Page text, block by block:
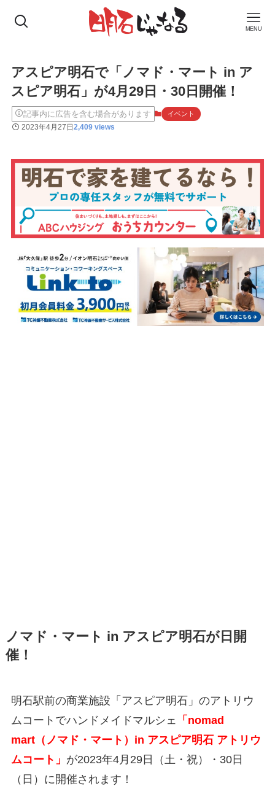
MENU
アスピア明石で「ノマド・マート in ア
スピア明石」が4月29日・30日開催！
記事内に広告を含む場合があります イベント
2023年4月27日2,409 views
ノマド・マート in アスピア明石が日開
催！
明石駅前の商業施設「アスピア明石」のアトリウ
ムコートでハンドメイドマルシェ
「nomad
mart（ノマド・マート）in アスピア明石 アトリウ
ムコート」 が2023年4月29日（土・祝）・30日
（日）に開催されます！